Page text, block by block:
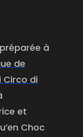
à
de
Circo di
et
Choc